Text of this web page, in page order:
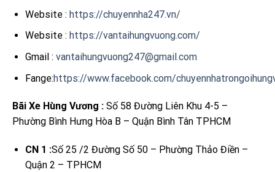
Website : https://chuyennha247.vn/
Website : https://vantaihungvuong.com/
Gmail : vantaihungvuong247@gmail.com
Fange:https://www.facebook.com/
Bãi Xe Hùng Vương : Số 58 Đường Liên Khu 4-5 –
Phường Bình Hưng Hòa B – Quận Bình Tân TPHCM
CN 1 :Số 25 /2 Đường Số 50 – Phường Thảo Điền –
Quận 2 – TPHCM